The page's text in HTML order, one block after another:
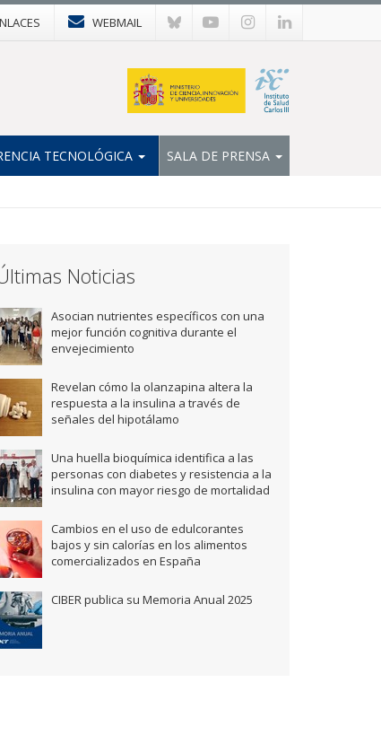
WEBMAIL
TECNOLÓGICA SALA DE PRENSA
Noticias
Asocian nutrientes específicos con una
mejor función cognitiva durante el
envejecimiento
Revelan cómo la olanzapina altera la
respuesta a la insulina a través de
señales del hipotálamo
Una huella bioquímica identifica a las
personas con diabetes y resistencia a la
insulina con mayor riesgo de mortalidad
Cambios en el uso de edulcorantes
bajos y sin calorías en los alimentos
comercializados en España
CIBER publica su Memoria Anual 2025